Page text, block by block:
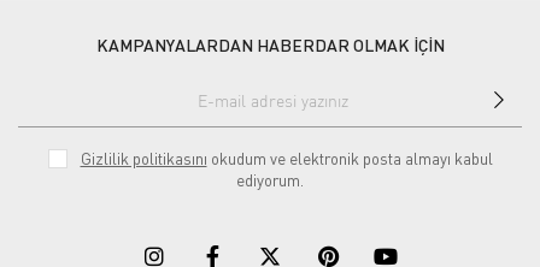
KAMPANYALARDAN HABERDAR OLMAK İÇİN
Gizlilik politikasını okudum ve elektronik posta almayı kabul
ediyorum.